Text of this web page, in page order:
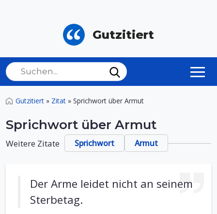
Gutzitiert
Gutzitiert » Zitat » Sprichwort über Armut
Sprichwort über Armut
Weitere Zitate Sprichwort Armut
Der Arme leidet nicht an seinem
Sterbetag.